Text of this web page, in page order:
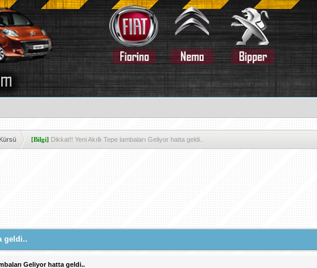
[Bilgi] Dikkat!! Yeni Akıllı Tepe lambaları Geliyor hatta geldi..
geldi..
Geliyor hatta geldi..